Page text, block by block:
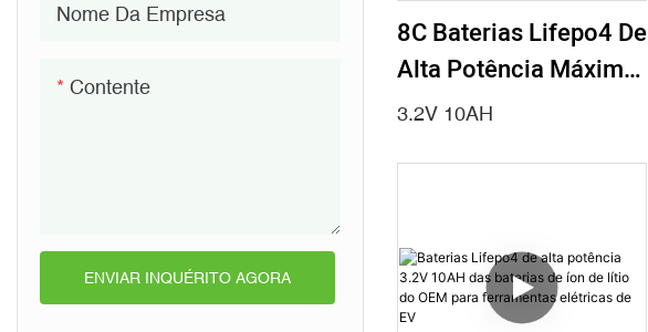
Nome Da Empresa
Contente
ENVIAR INQUÉRITO AGORA
8C Baterias Lifepo4 De
Alta Potência Máxima
3.2V 10AH Para
3.2V 10AH